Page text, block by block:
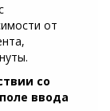
от
со
ввода